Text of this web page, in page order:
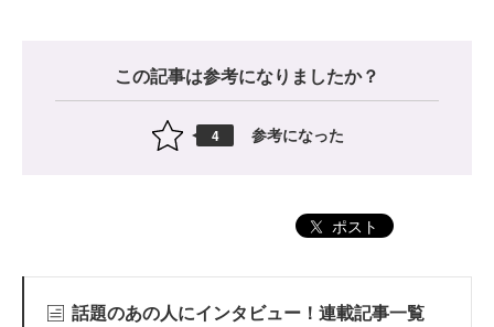
この記事は参考になりましたか？
4 参考になった
ポスト
話題のあの人にインタビュー！連載記事一覧